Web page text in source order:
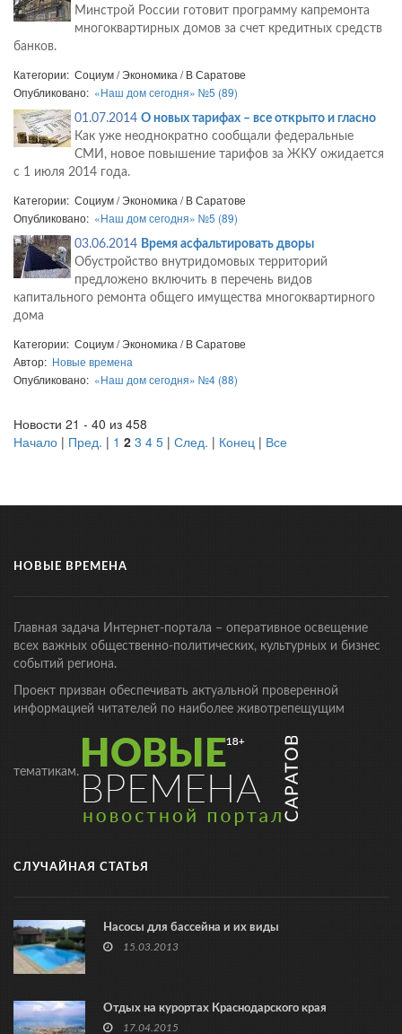
Минстрой России готовит программу капремонта
многоквартирных домов за счет кредитных средств
банков.
Категории: Социум / Экономика / В Саратове
Опубликовано: «Наш дом сегодня» №5 (89)
01.07.2014 О новых тарифах – все открыто и гласно
Как уже неоднократно сообщали федеральные
СМИ, новое повышение тарифов за ЖКУ ожидается
с 1 июля 2014 года.
Категории: Социум / Экономика / В Саратове
Опубликовано: «Наш дом сегодня» №5 (89)
03.06.2014 Время асфальтировать дворы
Обустройство внутридомовых территорий
предложено включить в перечень видов
капитального ремонта общего имущества многоквартирного
дома
Категории: Социум / Экономика / В Саратове
Автор: Новые времена
Опубликовано: «Наш дом сегодня» №4 (88)
Новости 21 - 40 из 458
Начало | Пред. | 1 2 3 4 5 | След. | Конец | Все
НОВЫЕ ВРЕМЕНА
Главная задача Интернет-портала – оперативное освещение
всех важных общественно-политических, культурных и бизнес
событий региона.
Проект призван обеспечивать актуальной проверенной
информацией читателей по наиболее животрепещущим
тематикам.
СЛУЧАЙНАЯ СТАТЬЯ
Насосы для бассейна и их виды
15.03.2013
Отдых на курортах Краснодарского края
17.04.2015